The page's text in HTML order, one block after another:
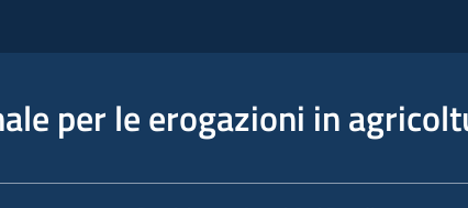
per le erogazioni in